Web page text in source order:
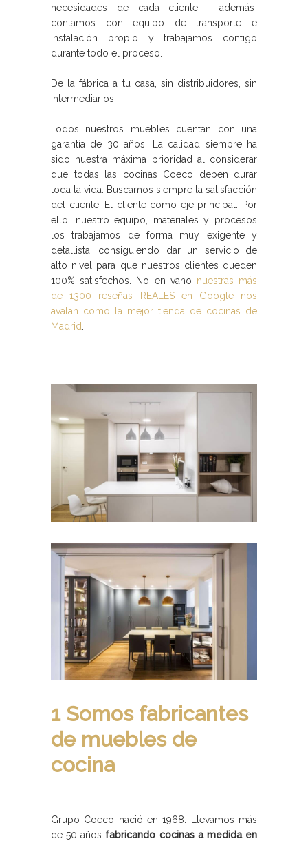
necesidades de cada cliente, además
contamos con equipo de transporte e
instalación propio y trabajamos contigo
durante todo el proceso.
De la fábrica a tu casa, sin distribuidores, sin
intermediarios.
Todos nuestros muebles cuentan con una
garantía de 30 años. La calidad siempre ha
sido nuestra máxima prioridad al considerar
que todas las cocinas Coeco deben durar
toda la vida. Buscamos siempre la satisfacción
del cliente. El cliente como eje principal. Por
ello, nuestro equipo, materiales y procesos
los trabajamos de forma muy exigente y
detallista, consiguiendo dar un servicio de
alto nivel para que nuestros clientes queden
100% satisfechos. No en vano nuestras más
de 1300 reseñas REALES en Google nos
avalan como la mejor tienda de cocinas de
Madrid
1 Somos fabricantes
de muebles de
cocina
Grupo Coeco nació en 1968. Llevamos más
de 50 años fabricando cocinas a medida en